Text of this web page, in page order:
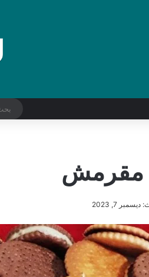
مقرمش
7, 2023